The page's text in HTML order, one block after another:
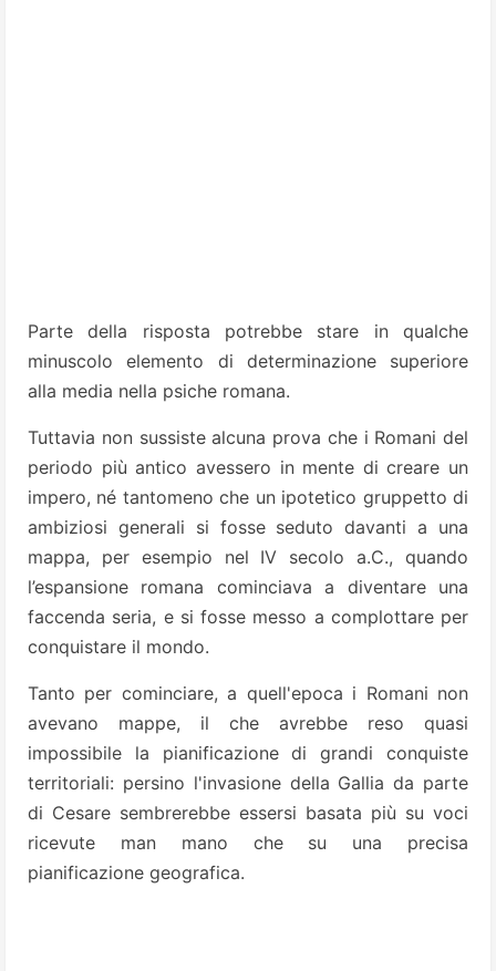
Parte della risposta potrebbe stare in qualche
minuscolo elemento di determinazione superiore
alla media nella psiche romana.
Tuttavia non sussiste alcuna prova che i Romani del
periodo più antico avessero in mente di creare un
impero, né tantomeno che un ipotetico gruppetto di
ambiziosi generali si fosse seduto davanti a una
mappa, per esempio nel IV secolo a.C., quando
l’espansione romana cominciava a diventare una
faccenda seria, e si fosse messo a complottare per
conquistare il mondo.
Tanto per cominciare, a quell'epoca i Romani non
avevano mappe, il che avrebbe reso quasi
impossibile la pianificazione di grandi conquiste
territoriali: persino l'invasione della Gallia da parte
di Cesare sembrerebbe essersi basata più su voci
ricevute man mano che su una precisa
pianificazione geografica.